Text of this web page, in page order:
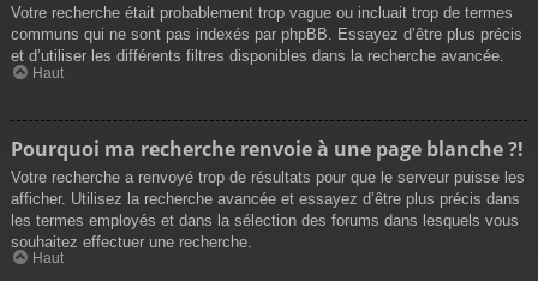
Votre recherche était probablement trop vague ou incluait trop de termes
communs qui ne sont pas indexés par phpBB. Essayez d’être plus précis
et d’utiliser les différents filtres disponibles dans la recherche avancée.
Haut
Pourquoi ma recherche renvoie à une page blanche ?!
Votre recherche a renvoyé trop de résultats pour que le serveur puisse les
afficher. Utilisez la recherche avancée et essayez d’être plus précis dans
les termes employés et dans la sélection des forums dans lesquels vous
souhaitez effectuer une recherche.
Haut